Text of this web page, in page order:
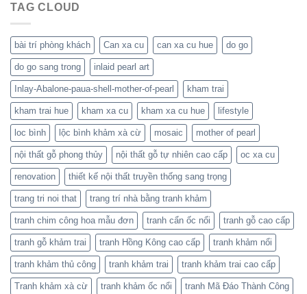
TAG CLOUD
bài trí phòng khách Can xa cu can xa cu hue do go
do go sang trong inlaid pearl art
Inlay-Abalone-paua-shell-mother-of-pearl kham trai
kham trai hue kham xa cu kham xa cu hue lifestyle
loc bình lộc bình khảm xà cừ mosaic mother of pearl
nội thất gỗ phong thủy nội thất gỗ tự nhiên cao cấp oc xa cu
renovation thiết kế nội thất truyền thống sang trọng
trang tri noi that trang trí nhà bằng tranh khảm
tranh chim công hoa mẫu đơn tranh cẩn ốc nổi tranh gỗ cao cấp
tranh gỗ khảm trai tranh Hồng Kông cao cấp tranh khảm nổi
tranh khảm thủ công tranh khảm trai tranh khảm trai cao cấp
Tranh khảm xà cừ tranh khảm ốc nổi tranh Mã Đáo Thành Công